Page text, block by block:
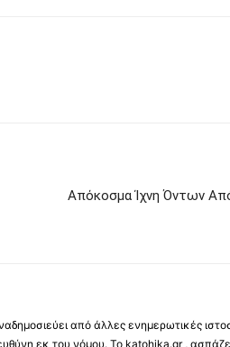
Απόκοσμα Ίχνη Όντων
από άλλες ενημερωτικές
εκ του νόμου. Το katohika.gr ,